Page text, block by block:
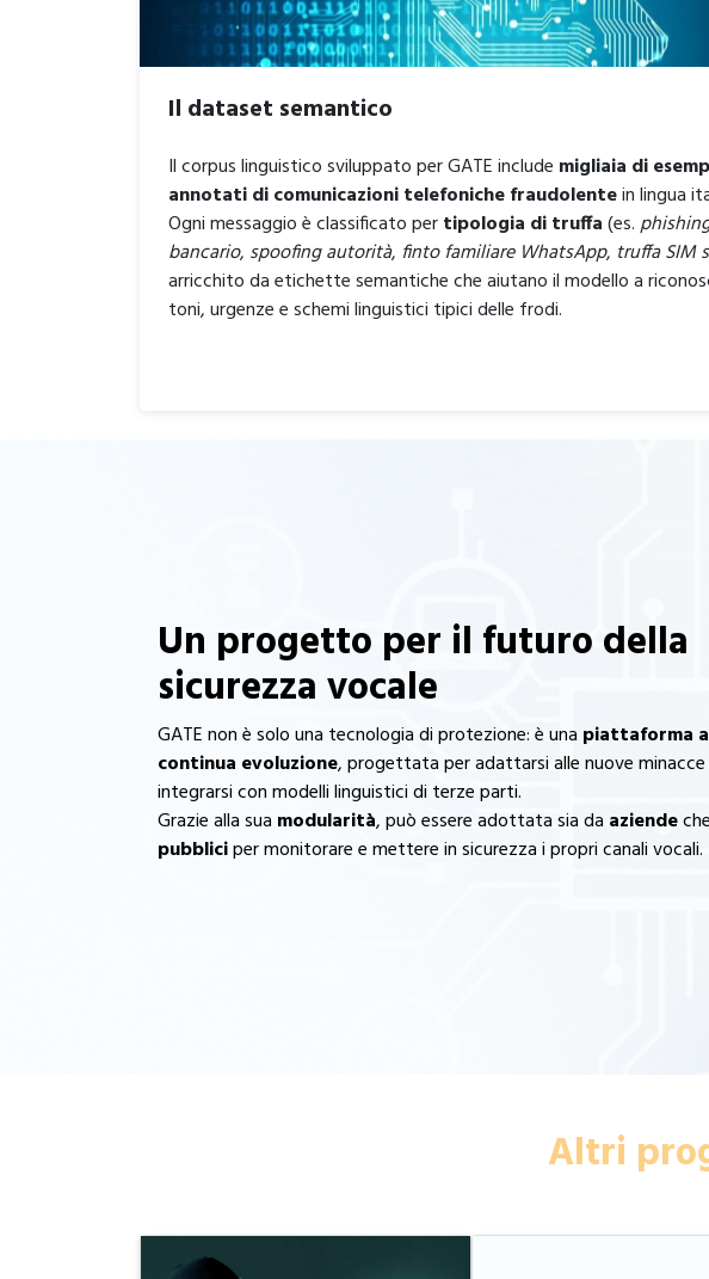
Il dataset semantico
Il corpus linguistico sviluppato per GATE include migliaia di
annotati di comunicazioni telefoniche fraudolentein lingua
Ogni messaggio è classificato pertipologia di truffa(es.
bancario, spoofing autorità, finto familiare WhatsApp, truffa SIM
arricchito da etichette semantiche che aiutano il modello a
toni, urgenze e schemi linguistici tipici delle frodi.
Un progetto per il futuro della
sicurezza vocale
GATE non è solo una tecnologia di protezione: è una piattaforma
continua evoluzione, progettata per adattarsi alle nuove
integrarsi con modelli linguistici di terze parti.
Grazie alla sua modularità, può essere adottata sia da aziende
pubbliciper monitorare e mettere in sicurezza i propri canali vocali.
Altri